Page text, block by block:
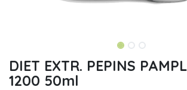
DIET EXTR. PEPINS
1200 50ml